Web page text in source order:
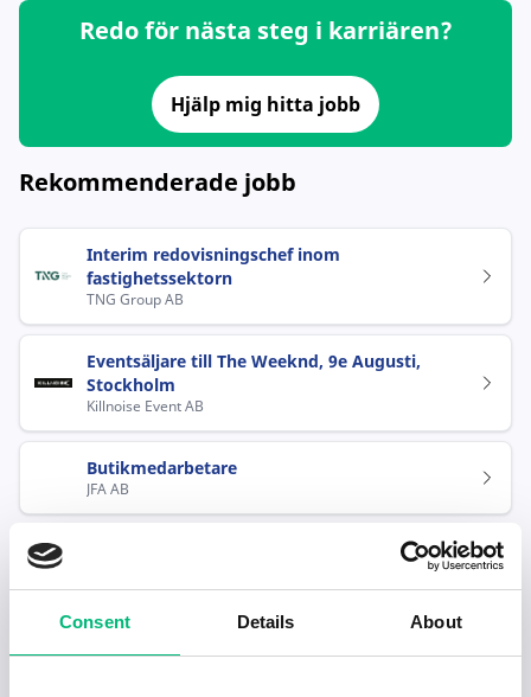
Consent Details About
Redo för nästa steg i karriären?
Hjälp mig hitta jobb
Rekommenderade jobb
Interim redovisningschef inom
fastighetssektorn
TNG Group AB
Eventsäljare till The Weeknd, 9e Augusti,
Stockholm
Killnoise Event AB
Butikmedarbetare
JFA AB
AcadeMedia Support AB
Solfilmsmontör till etablerat